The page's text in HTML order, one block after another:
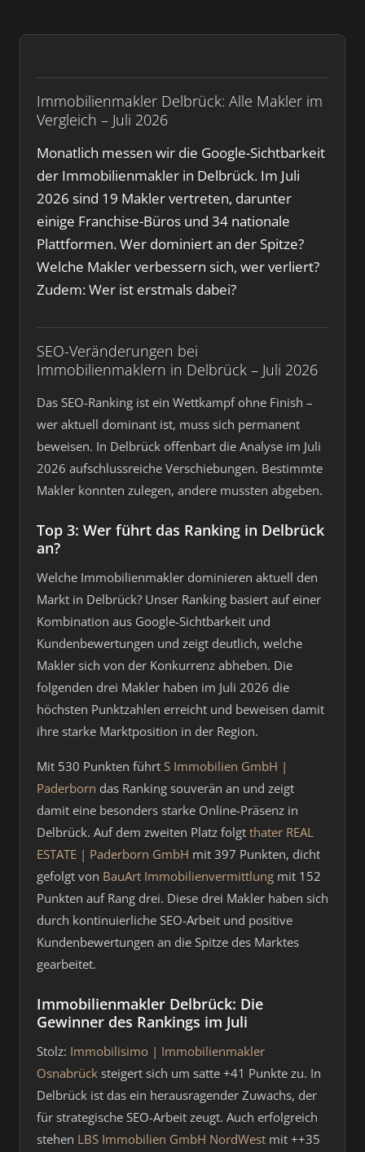
Immobilienmakler Delbrück: Alle Makler im
Vergleich – Juli 2026
Monatlich messen wir die Google-Sichtbarkeit
der Immobilienmakler in Delbrück. Im Juli
2026 sind 19 Makler vertreten, darunter
einige Franchise-Büros und 34 nationale
Plattformen. Wer dominiert an der Spitze?
Welche Makler verbessern sich, wer verliert?
Zudem: Wer ist erstmals dabei?
SEO-Veränderungen bei
Immobilienmaklern in Delbrück – Juli 2026
Das SEO-Ranking ist ein Wettkampf ohne Finish –
wer aktuell dominant ist, muss sich permanent
beweisen. In Delbrück offenbart die Analyse im Juli
2026 aufschlussreiche Verschiebungen. Bestimmte
Makler konnten zulegen, andere mussten abgeben.
Top 3: Wer führt das Ranking in Delbrück
an?
Welche Immobilienmakler dominieren aktuell den
Markt in Delbrück? Unser Ranking basiert auf einer
Kombination aus Google-Sichtbarkeit und
Kundenbewertungen und zeigt deutlich, welche
Makler sich von der Konkurrenz abheben. Die
folgenden drei Makler haben im Juli 2026 die
höchsten Punktzahlen erreicht und beweisen damit
ihre starke Marktposition in der Region.
Mit 530 Punkten führt S Immobilien GmbH |
Paderborn das Ranking souverän an und zeigt
damit eine besonders starke Online-Präsenz in
Delbrück. Auf dem zweiten Platz folgt thater REAL
ESTATE | Paderborn GmbH mit 397 Punkten, dicht
gefolgt von BauArt Immobilienvermittlung mit 152
Punkten auf Rang drei. Diese drei Makler haben sich
durch kontinuierliche SEO-Arbeit und positive
Kundenbewertungen an die Spitze des Marktes
gearbeitet.
Immobilienmakler Delbrück: Die
Gewinner des Rankings im Juli
Stolz: Immobilisimo | Immobilienmakler
Osnabrück steigert sich um satte +41 Punkte zu. In
Delbrück ist das ein herausragender Zuwachs, der
für strategische SEO-Arbeit zeugt. Auch erfolgreich
stehen LBS Immobilien GmbH NordWest mit ++35